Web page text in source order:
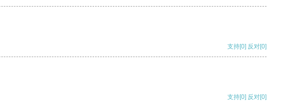
支持[0] 反对[0]
支持[0] 反对[0]